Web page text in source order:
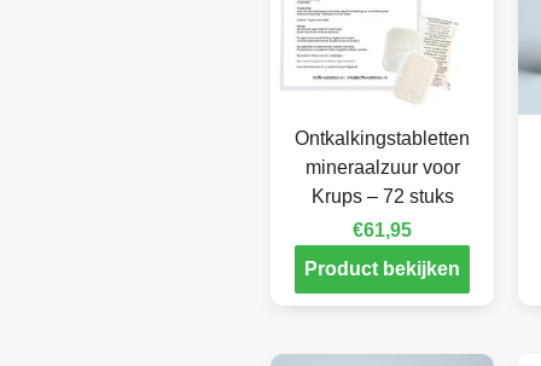
Ontkalkingstabletten
mineraalzuur voor
Krups – 72 stuks
€61,95
Product bekijken